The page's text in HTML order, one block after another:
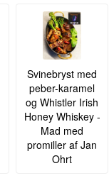
Svinebryst med
peber-karamel
og Whistler Irish
Honey Whiskey -
Mad med
promiller af Jan
Ohrt